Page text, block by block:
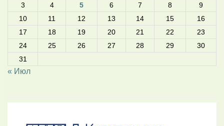
3
4 5 6 7 8
9
10
11 12 13 14 15
16
17
18 19 20 21 22
23
24
25 26 27 28 29
30
31
« Июл